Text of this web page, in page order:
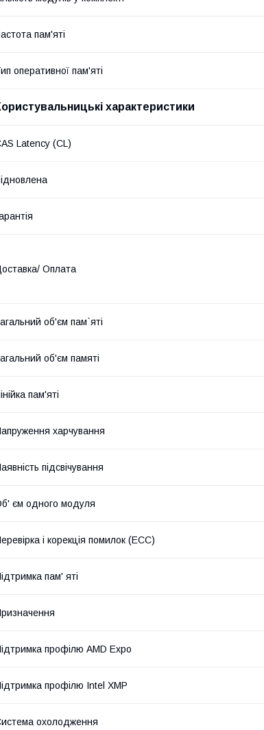
пам'яті
оперативної пам'яті
характеристики
Latency (CL)
Оплата
об'єм пам`яті
об'єм памяті
пам'яті
харчування
підсвічування
єм одного модуля
і корекція помилок (ECC)
пам' яті
профілю AMD Expo
профілю Intel XMP
охолодження